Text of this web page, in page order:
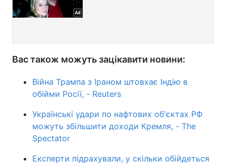
Вас також можуть зацікавити новини:
Війна Трампа з Іраном штовхає Індію в
обійми Росії, - Reuters
Українські удари по нафтових об'єктах РФ
можуть збільшити доходи Кремля, - The
Spectator
Експерти підрахували, у скільки обійдеться